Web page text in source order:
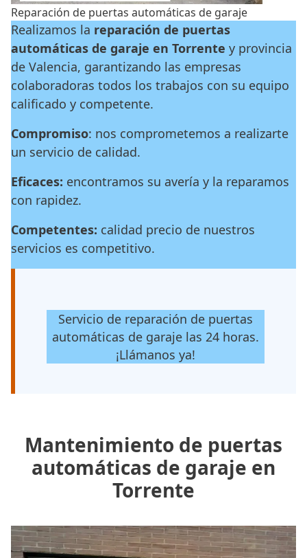
Reparación de puertas automáticas de garaje
Realizamos la reparación de puertas
automáticas de garaje en Torrente y provincia
de Valencia, garantizando las empresas
colaboradoras todos los trabajos con su equipo
calificado y competente.
Compromiso: nos comprometemos a realizarte
un servicio de calidad.
Eficaces: encontramos su avería y la reparamos
con rapidez.
Competentes: calidad precio de nuestros
servicios es competitivo.
Servicio de reparación de puertas
automáticas de garaje las 24 horas.
¡Llámanos ya!
Mantenimiento de puertas
automáticas de garaje en
Torrente